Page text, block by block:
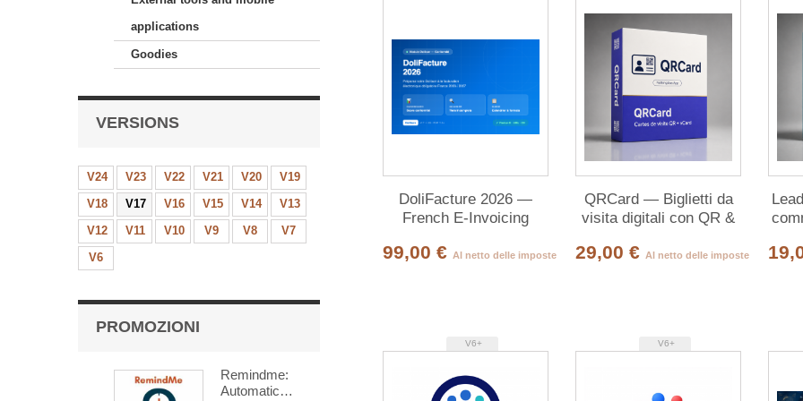
applications
Goodies
VERSIONS
V24 V23 V22 V21 V20
V19
V18
V17 V16 V15 V14
V13
V12
V11 V10 V9 V8
V7
V6
PROMOZIONI
Remindme:
Automatic
DoliFacture 2026 —
French E-Invoicing
99,00 € Al netto delle imposte
QRCard — Biglietti da
visita digitali con QR &
29,00 € Al netto delle imposte
V6+ V6+